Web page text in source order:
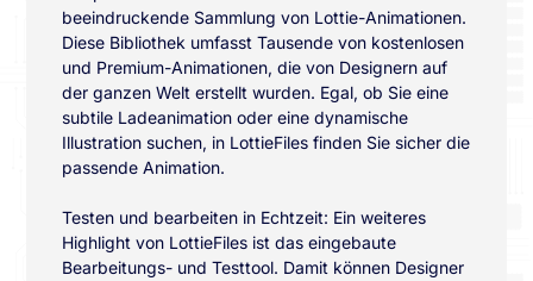
beeindruckende Sammlung von Lottie-Animationen.
Diese Bibliothek umfasst Tausende von kostenlosen
und Premium-Animationen, die von Designern auf
der ganzen Welt erstellt wurden. Egal, ob Sie eine
subtile Ladeanimation oder eine dynamische
Illustration suchen, in LottieFiles finden Sie sicher die
passende Animation.
Testen und bearbeiten in Echtzeit: Ein weiteres
Highlight von LottieFiles ist das eingebaute
Bearbeitungs- und Testtool. Damit können Designer